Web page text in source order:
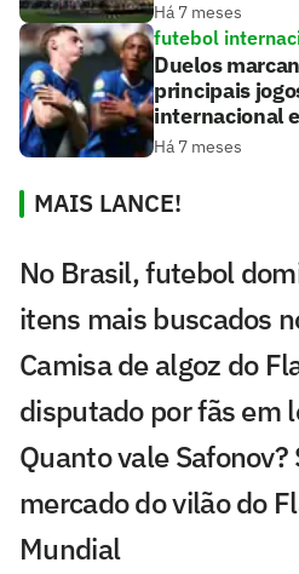
Há 7 meses
futebol
Duelos
principais
internacional
Há 7 meses
MAIS LANCE!
No Brasil, futebol
itens mais buscados
Camisa de algoz do
disputado por fãs em
Quanto vale Safonov?
mercado do vilão do
Mundial